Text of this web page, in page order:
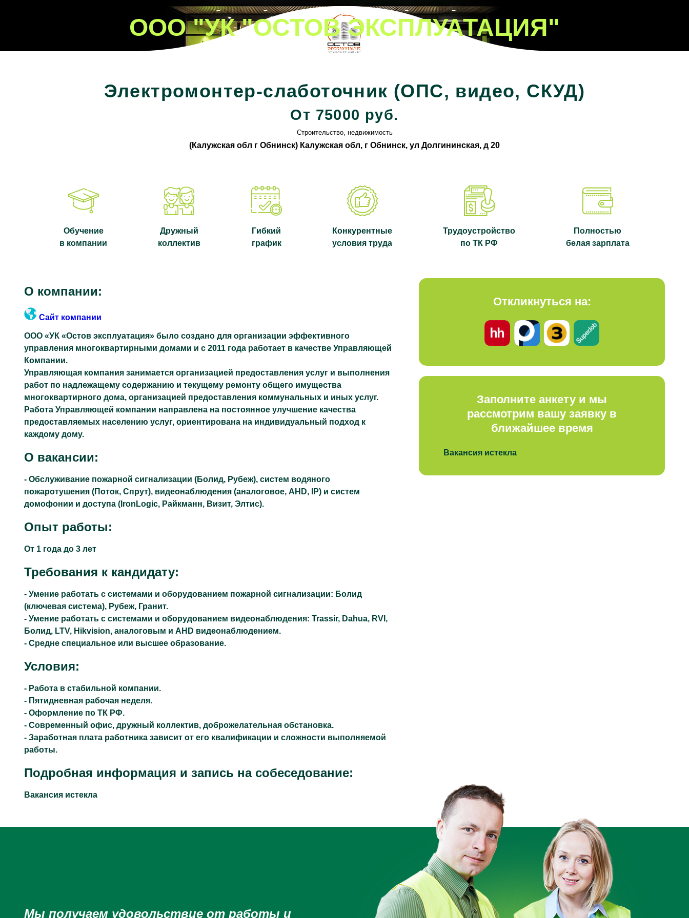
ООО "УК "ОСТОВ ЭКСПЛУАТАЦИЯ"
Все вакансии компании
Электромонтер-слаботочник (ОПС, видео, СКУД)
От 75000 руб.
Строительство, недвижимость
(Калужская обл г Обнинск) Калужская обл, г Обнинск, ул Долгининская, д 20
Обучение
в компании
Дружный
коллектив
Гибкий
график
Конкурентные
условия труда
Трудоустройство
по ТК РФ
Полностью
белая зарплата
О компании:
Сайт компании
ООО «УК «Остов эксплуатация» было создано для организации эффективного
управления многоквартирными домами и с 2011 года работает в качестве Управляющей
Компании.
Управляющая компания занимается организацией предоставления услуг и выполнения
работ по надлежащему содержанию и текущему ремонту общего имущества
многоквартирного дома, организацией предоставления коммунальных и иных услуг.
Работа Управляющей компании направлена на постоянное улучшение качества
предоставляемых населению услуг, ориентирована на индивидуальный подход к
каждому дому.
О вакансии:
- Обслуживание пожарной сигнализации (Болид, Рубеж), систем водяного
пожаротушения (Поток, Спрут), видеонаблюдения (аналоговое, AHD, IP) и систем
домофонии и доступа (IronLogic, Райкманн, Визит, Элтис).
Опыт работы:
От 1 года до 3 лет
Требования к кандидату:
- Умение работать с системами и оборудованием пожарной сигнализации: Болид
(ключевая система), Рубеж, Гранит.
- Умение работать с системами и оборудованием видеонаблюдения: Trassir, Dahua, RVI,
Болид, LTV, Hikvision, аналоговым и AHD видеонаблюдением.
- Средне специальное или высшее образование.
Условия:
- Работа в стабильной компании.
- Пятидневная рабочая неделя.
- Оформление по ТК РФ.
- Современный офис, дружный коллектив, доброжелательная обстановка.
- Заработная плата работника зависит от его квалификации и сложности выполняемой
работы.
Подробная информация и запись на собеседование:
Вакансия истекла
Откликнуться на:
Заполните анкету и мы
рассмотрим вашу заявку в
ближайшее время
Вакансия истекла
Мы получаем удовольствие от работы и